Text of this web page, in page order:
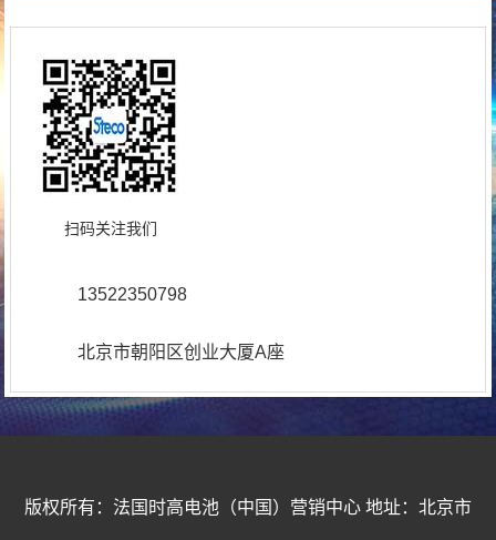
扫码关注我们
13522350798
北京市朝阳区创业大厦A座
版权所有：法国时高电池（中国）营销中心 地址：北京市